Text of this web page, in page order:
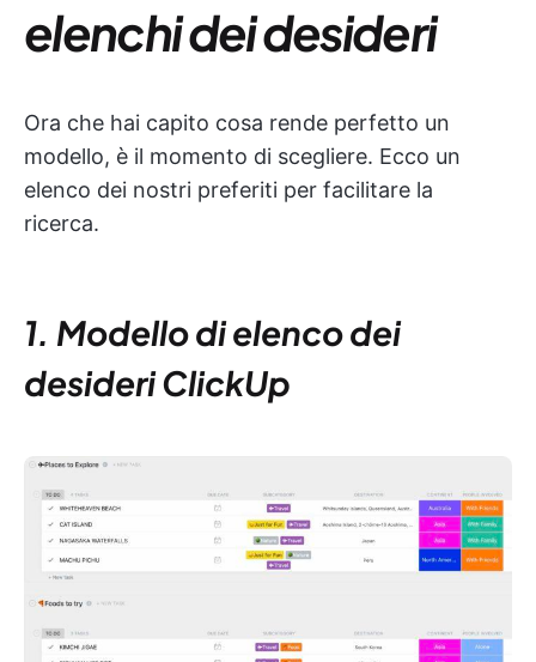
elenchi dei desideri
Ora che hai capito cosa rende perfetto un
modello, è il momento di scegliere. Ecco un
elenco dei nostri preferiti per facilitare la
ricerca.
1. Modello di elenco dei
desideri ClickUp